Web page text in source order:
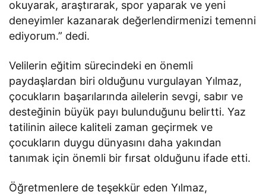
okuyarak, araştırarak, spor yaparak ve yeni
deneyimler kazanarak değerlendirmenizi temenni
ediyorum.” dedi.
Velilerin eğitim sürecindeki en önemli
paydaşlardan biri olduğunu vurgulayan Yılmaz,
çocukların başarılarında ailelerin sevgi, sabır ve
desteğinin büyük payı bulunduğunu belirtti. Yaz
tatilinin ailece kaliteli zaman geçirmek ve
çocukların duygu dünyasını daha yakından
tanımak için önemli bir fırsat olduğunu ifade etti.
Öğretmenlere de teşekkür eden Yılmaz,